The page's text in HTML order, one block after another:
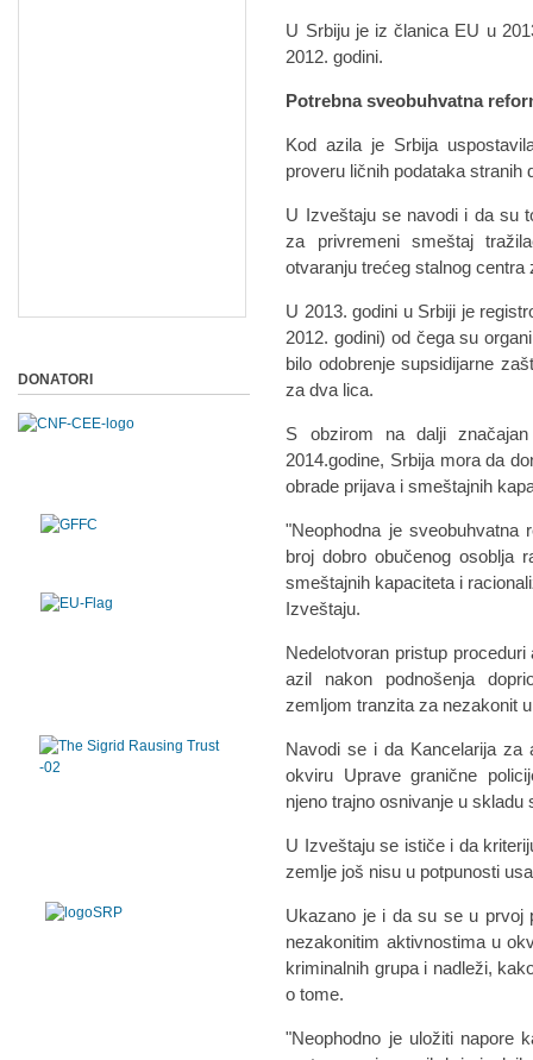
U Srbiju je iz članica EU u
2012. godini.
Potrebna sveobuhvatna
Kod azila je Srbija
proveru ličnih podataka stranih
U Izveštaju se navodi i da su
za privremeni smeštaj
otvaranju trećeg stalnog centra
U 2013. godini u Srbiji je
2012. godini) od čega su
bilo odobrenje supsidijarne
za dva lica.
S obzirom na dalji
2014.godine, Srbija mora da
obrade prijava i smeštajnih
"Neophodna je sveobuhvatna
broj dobro obučenog osoblja
smeštajnih kapaciteta i
Izveštaju.
Nedelotvoran pristup
azil nakon podnošenja
zemljom tranzita za nezakonit
Navodi se i da Kancelarija za
okviru Uprave granične
njeno trajno osnivanje u
U Izveštaju se ističe i da
zemlje još nisu u potpunosti
Ukazano je i da su se u prvoj
nezakonitim aktivnostima u
kriminalnih grupa i nadleži,
o tome.
"Neophodno je uložiti napore
DONATORI